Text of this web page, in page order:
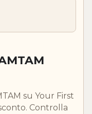
su Your First
Controlla